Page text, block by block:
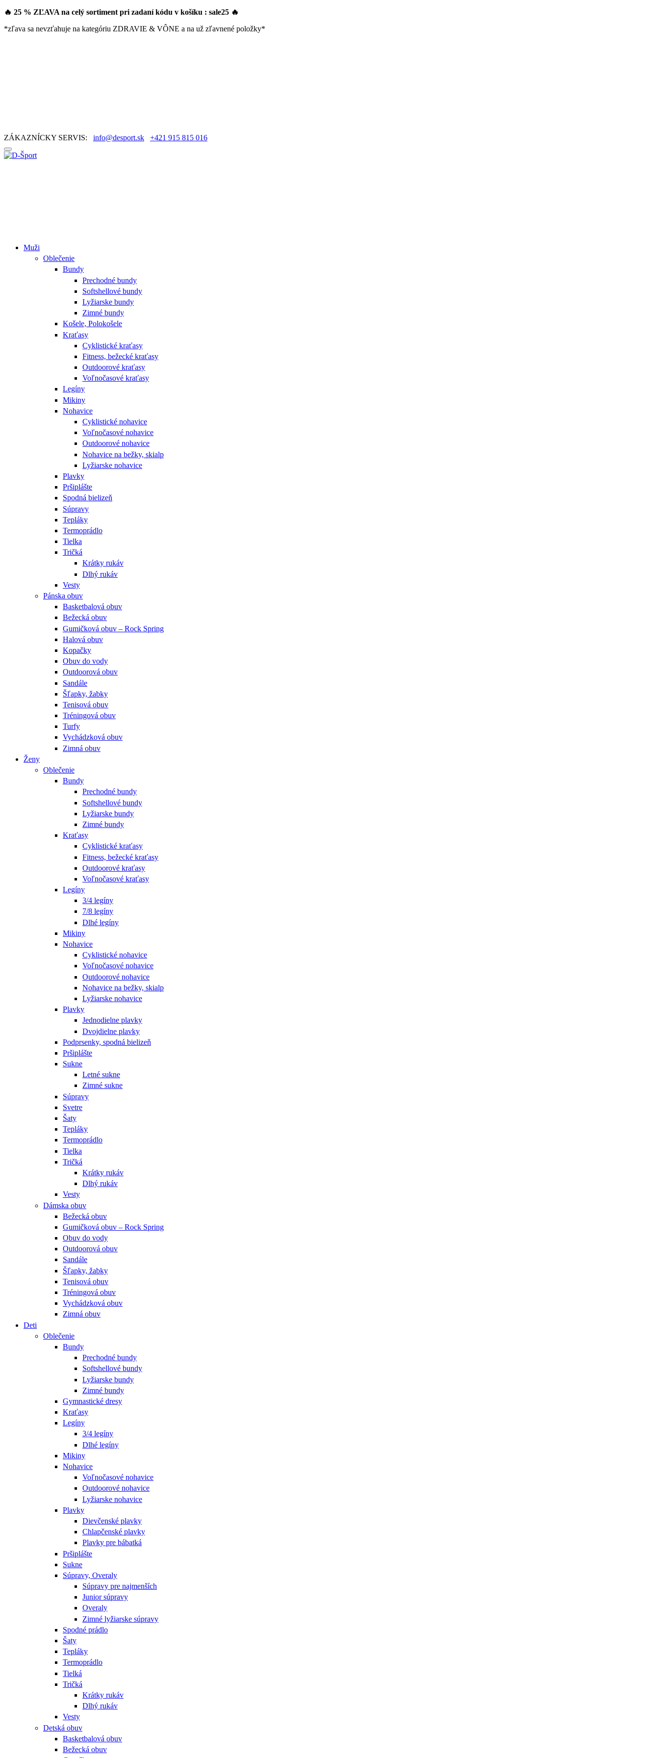
🔥 25 % ZĽAVA na celý sortiment pri zadaní kódu v košíku : sale25 🔥
*zľava sa nevzťahuje na kategóriu ZDRAVIE & VÔNE a na už zľavnené položky*
ZÁKAZNÍCKY SERVIS: info@desport.sk +421 915 815 016
Muži
Oblečenie
Bundy
Prechodné bundy
Softshellové bundy
Lyžiarske bundy
Zimné bundy
Košele, Polokošele
Kraťasy
Cyklistické kraťasy
Fitness, bežecké kraťasy
Outdoorové kraťasy
Voľnočasové kraťasy
Legíny
Mikiny
Nohavice
Cyklistické nohavice
Voľnočasové nohavice
Outdoorové nohavice
Nohavice na bežky, skialp
Lyžiarske nohavice
Plavky
Pršiplášte
Spodná bielizeň
Súpravy
Tepláky
Termoprádlo
Tielka
Tričká
Krátky rukáv
Dlhý rukáv
Vesty
Pánska obuv
Basketbalová obuv
Bežecká obuv
Gumičková obuv – Rock Spring
Halová obuv
Kopačky
Obuv do vody
Outdoorová obuv
Sandále
Šľapky, žabky
Tenisová obuv
Tréningová obuv
Turfy
Vychádzková obuv
Zimná obuv
Ženy
Oblečenie
Bundy
Prechodné bundy
Softshellové bundy
Lyžiarske bundy
Zimné bundy
Kraťasy
Cyklistické kraťasy
Fitness, bežecké kraťasy
Outdoorové kraťasy
Voľnočasové kraťasy
Legíny
3/4 legíny
7/8 legíny
Dlhé legíny
Mikiny
Nohavice
Cyklistické nohavice
Voľnočasové nohavice
Outdoorové nohavice
Nohavice na bežky, skialp
Lyžiarske nohavice
Plavky
Jednodielne plavky
Dvojdielne plavky
Podprsenky, spodná bielizeň
Pršiplášte
Sukne
Letné sukne
Zimné sukne
Súpravy
Svetre
Šaty
Tepláky
Termoprádlo
Tielka
Tričká
Krátky rukáv
Dlhý rukáv
Vesty
Dámska obuv
Bežecká obuv
Gumičková obuv – Rock Spring
Obuv do vody
Outdoorová obuv
Sandále
Šľapky, žabky
Tenisová obuv
Tréningová obuv
Vychádzková obuv
Zimná obuv
Deti
Oblečenie
Bundy
Prechodné bundy
Softshellové bundy
Lyžiarske bundy
Zimné bundy
Gymnastické dresy
Kraťasy
Legíny
3/4 legíny
Dlhé legíny
Mikiny
Nohavice
Voľnočasové nohavice
Outdoorové nohavice
Lyžiarske nohavice
Plavky
Dievčenské plavky
Chlapčenské plavky
Plavky pre bábatká
Pršiplášte
Sukne
Súpravy, Overaly
Súpravy pre najmenších
Junior súpravy
Overaly
Zimné lyžiarske súpravy
Spodné prádlo
Šaty
Tepláky
Termoprádlo
Tielká
Tričká
Krátky rukáv
Dlhý rukáv
Vesty
Detská obuv
Basketbalová obuv
Bežecká obuv